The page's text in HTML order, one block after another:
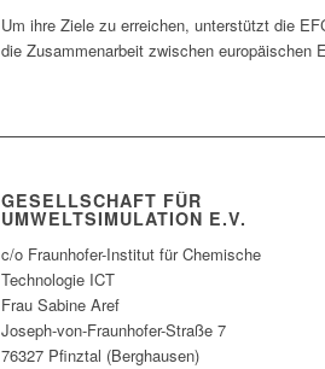
Um ihre Ziele zu erreichen, unterstützt die
die Zusammenarbeit zwischen europäischen
GESELLSCHAFT FÜR
UMWELTSIMULATION E.V.
c/o Fraunhofer-Institut für Chemische
Technologie ICT
Frau Sabine Aref
Joseph-von-Fraunhofer-Straße 7
76327 Pfinztal (Berghausen)